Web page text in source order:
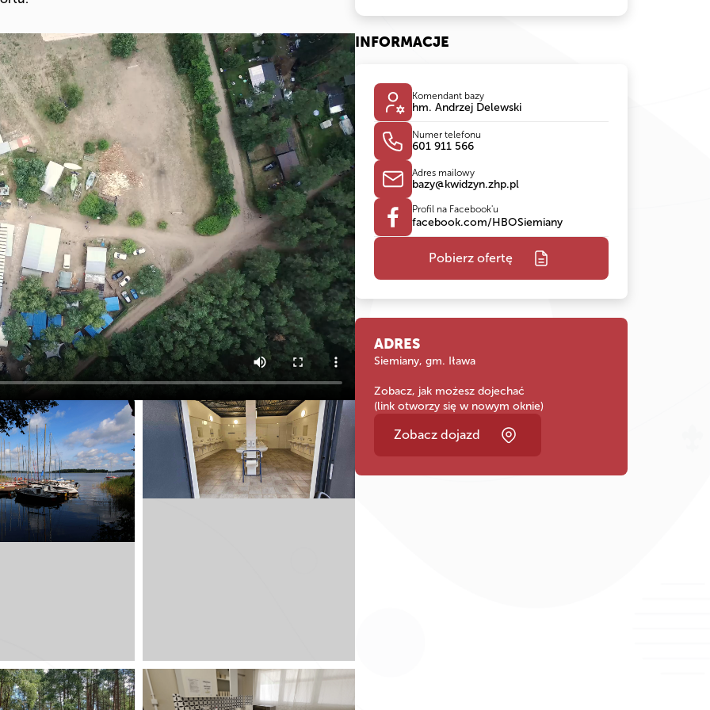
INFORMACJE
Komendant bazy
hm. Andrzej Delewski
Numer telefonu
601 911 566
Adres mailowy
bazy@kwidzyn.zhp.pl
Profil na Facebook'u
facebook.com/HBOSiemiany
Pobierz ofertę
ADRES
Siemiany, gm. Iława
Zobacz, jak możesz dojechać
(link otworzy się w nowym oknie)
Zobacz dojazd